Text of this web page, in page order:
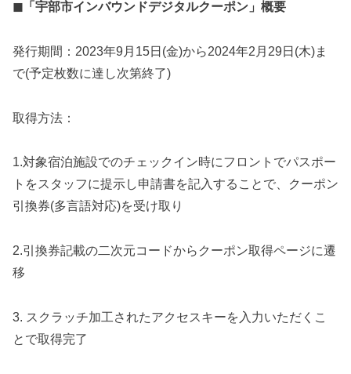
◼︎「宇部市インバウンドデジタルクーポン」概要
発行期間：2023年9月15日(金)から2024年2月29日(木)ま
で(予定枚数に達し次第終了)
取得方法：
1.対象宿泊施設でのチェックイン時にフロントでパスポー
トをスタッフに提示し申請書を記入することで、クーポン
引換券(多言語対応)を受け取り
2.引換券記載の二次元コードからクーポン取得ページに遷
移
3. スクラッチ加工されたアクセスキーを入力いただくこ
とで取得完了